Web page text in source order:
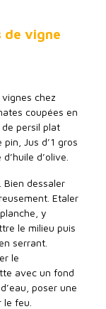
de vigne
chez
coupées en
persil plat
Jus d’1 gros
d’olive.
Bien dessaler
Etaler
y
le milieu puis
serrant.
le
avec un fond
poser une
feu.